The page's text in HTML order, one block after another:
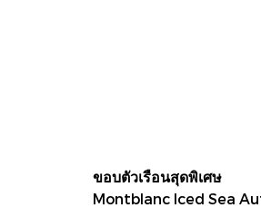
ขอบตัวเรือนสุดพิเศษ
Montblanc Iced Sea